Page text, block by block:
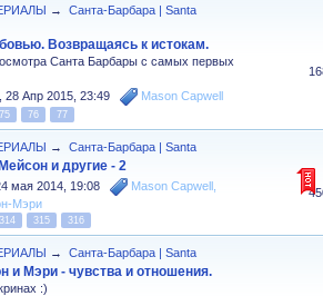
→
Санта-Барбара | Santa
Возвращаясь к истокам.
Санта Барбары с самых первых
,28 Апр 2015, 23:49 Mason Capwell
75 76 77
→
Санта-Барбара | Santa
и другие - 2
мая 2014, 19:08 Mason Capwell
Мэри
314 315 316
→
Санта-Барбара | Santa
и Мэри - чувства и отношения.
:)